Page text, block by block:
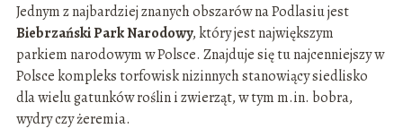
Jednym z najbardziej znanych obszarów na Podlasiu jest
Biebrzański Park Narodowy, który jest największym
parkiem narodowym w Polsce. Znajduje się tu najcenniejszy w
Polsce kompleks torfowisk nizinnych stanowiący siedlisko
dla wielu gatunków roślin i zwierząt, w tym m.in. bobra,
wydry czy żeremia.